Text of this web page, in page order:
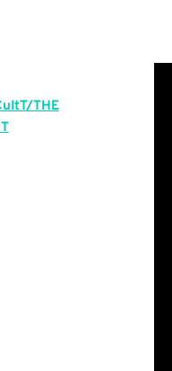
THE